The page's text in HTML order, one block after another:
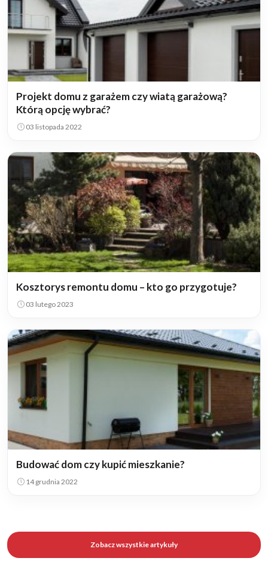
Projekt domu z garażem czy wiatą garażową?
Którą opcję wybrać?
03 listopada 2022
Kosztorys remontu domu – kto go przygotuje?
03 lutego 2023
Budować dom czy kupić mieszkanie?
14 grudnia 2022
Zobacz wszystkie artykuły